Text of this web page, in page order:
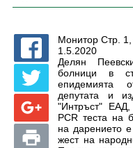
Монитор Стр.
1.5.2020
Делян
болници в
епидемията
депутата и
"Интръст" ЕАД,
PCR теста на
на дарението
жест на